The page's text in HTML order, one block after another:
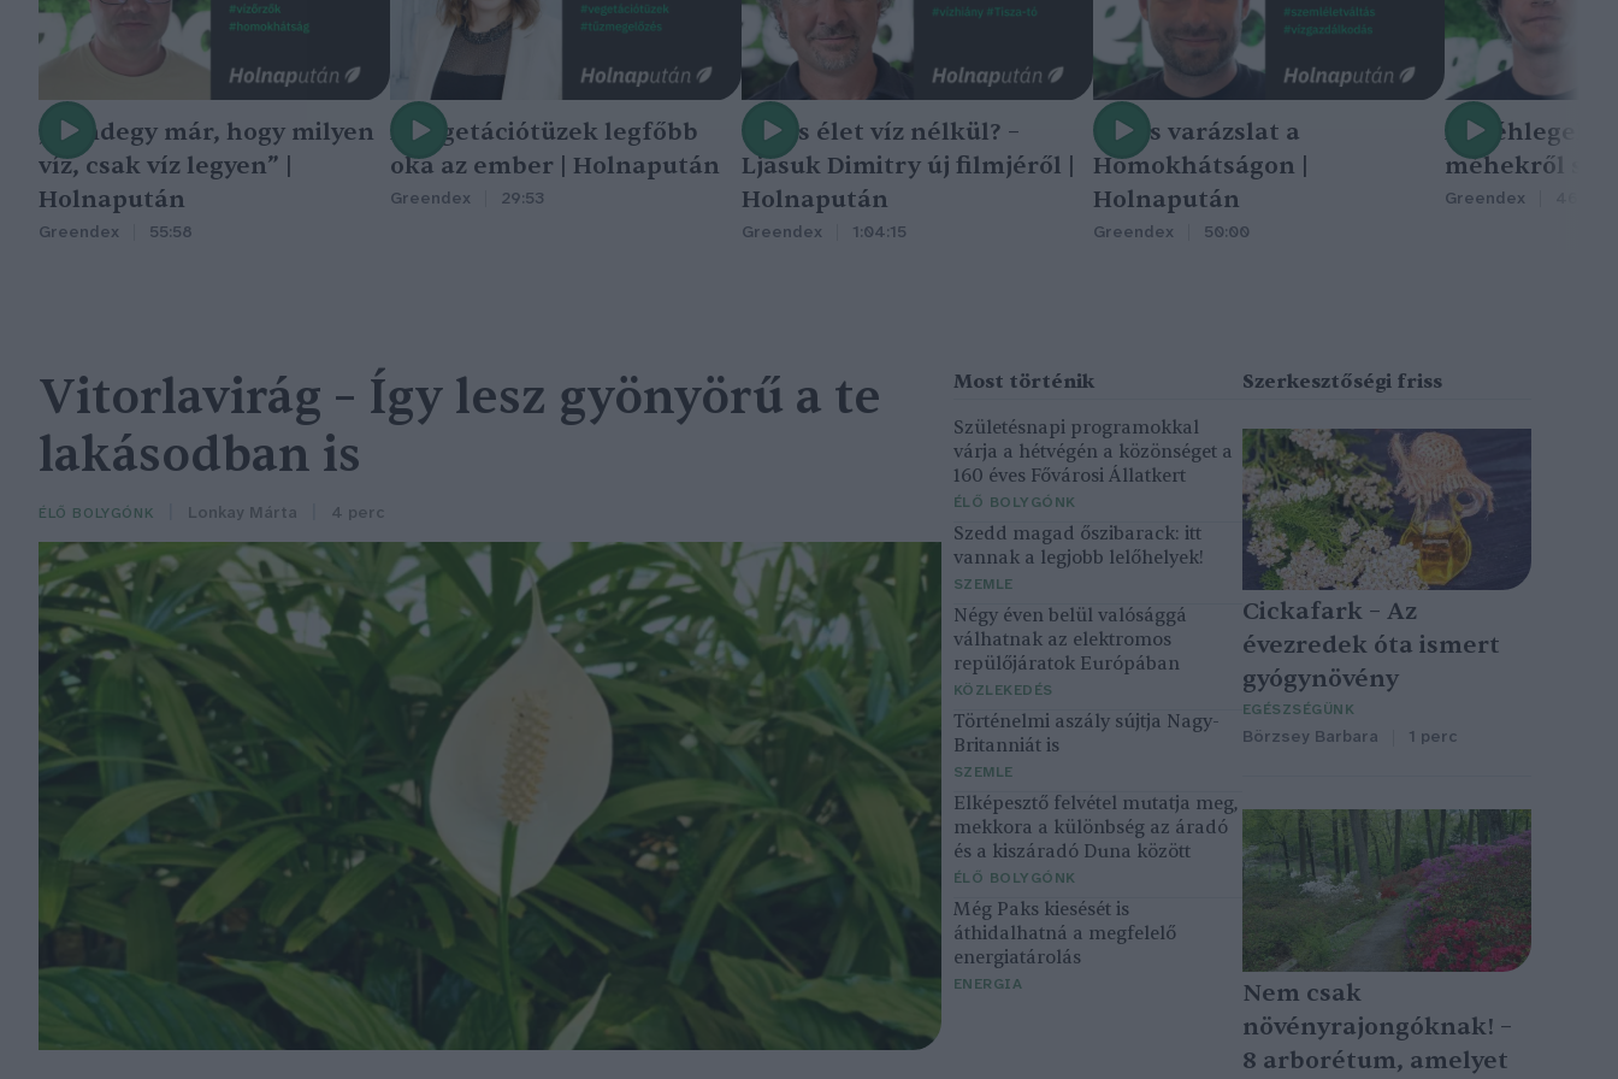
„Mindegy már, hogy milyen
víz, csak víz legyen” |
Holnapután
Greendex 55:58
A vegetációtüzek legfőbb
oka az ember | Holnapután
Greendex 29:53
Nincs élet víz nélkül? –
Ljasuk Dimitry új filmjéről |
Holnapután
Greendex 1:04:15
Nincs varázslat a
Homokhátságon |
Holnapután
Greendex 50:00
A méhlegelő
méhekről
Greendex
Vitorlavirág – Így lesz gyönyörű a te
lakásodban is
ÉLŐ BOLYGÓNK Lonkay Márta 4 perc
Születésnapi programokkal
várja a hétvégén a közönséget a
160 éves Fővárosi Állatkert
ÉLŐ BOLYGÓNK
Szedd magad őszibarack: itt
vannak a legjobb lelőhelyek!
SZEMLE
Négy éven belül valósággá
válhatnak az elektromos
repülőjáratok Európában
KÖZLEKEDÉS
Történelmi aszály sújtja Nagy-
Britanniát is
SZEMLE
Elképesztő felvétel mutatja meg,
mekkora a különbség az áradó
és a kiszáradó Duna között
ÉLŐ BOLYGÓNK
Még Paks kiesését is
áthidalhatná a megfelelő
energiatárolás
ENERGIA
Cickafark – Az
évezredek óta ismert
gyógynövény
EGÉSZSÉGÜNK
Börzsey Barbara 1 perc
Nem csak
növényrajongóknak! –
8 arborétum, amelyet